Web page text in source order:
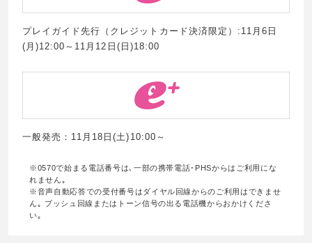
プレイガイド先行（クレジットカード決済限定）:11月6日
(月)12:00～11月12日(日)18:00
一般発売：11月18日(土)10:00～
※0570で始まる電話番号は､一部の携帯電話･PHSからはご利用にな
れません｡
※音声自動応答での受付番号はダイヤル回線からのご利用はできませ
ん｡ プッシュ回線またはトーン信号の出る電話機からおかけくださ
い｡